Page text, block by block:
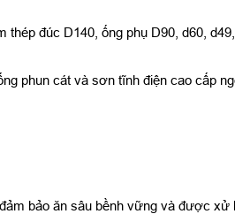
đúc D140, ống phụ D90, d60,
phun cát và sơn tĩnh điện cao cấp
bảo ăn sâu bềnh vững và được xử